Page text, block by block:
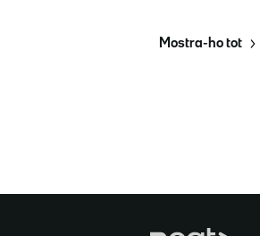
Mostra-ho tot